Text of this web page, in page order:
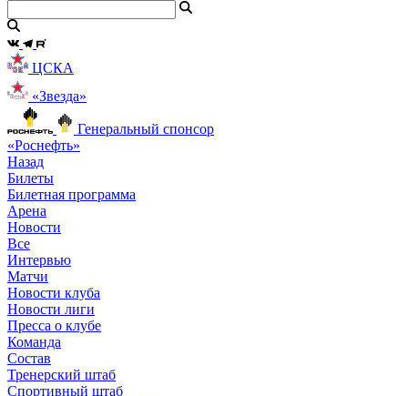
ЦСКА
«Звезда»
Генеральный спонсор
«Роснефть»
Назад
Билеты
Билетная программа
Арена
Новости
Все
Интервью
Матчи
Новости клуба
Новости лиги
Пресса о клубе
Команда
Состав
Тренерский штаб
Спортивный штаб